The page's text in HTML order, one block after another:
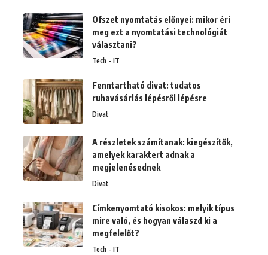
Ofszet nyomtatás előnyei: mikor éri
meg ezt a nyomtatási technológiát
választani?
Tech - IT
Fenntartható divat: tudatos
ruhavásárlás lépésről lépésre
Divat
A részletek számítanak: kiegészítők,
amelyek karaktert adnak a
megjelenésednek
Divat
Címkenyomtató kisokos: melyik típus
mire való, és hogyan válaszd ki a
megfelelőt?
Tech - IT